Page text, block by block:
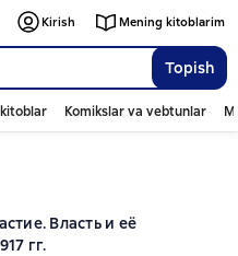
Topish
Kirish Mening kitoblarim
Komikslar va vebtunlar
Власть и её
гг.